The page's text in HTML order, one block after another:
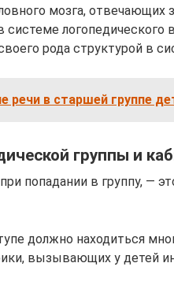
мозга, отвечающих
логопедического
рода структурой в
речи в старшей группе
группы и
попадании в группу, —
должно находиться
вызывающих у детей